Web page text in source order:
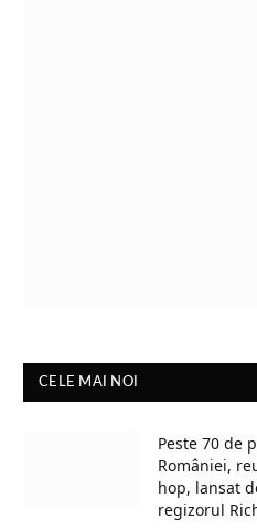
CELE MAI NOI
Peste 70 de
României,
hop, lansat
regizorul